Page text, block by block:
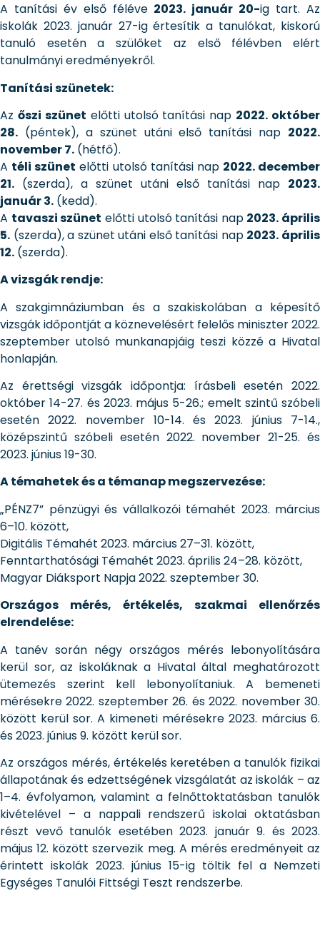
A tanítási év első féléve 2023. január 20-ig tart. Az
iskolák 2023. január 27-ig értesítik a tanulókat, kiskorú
tanuló esetén a szülőket az első félévben elért
tanulmányi eredményekről.
Tanítási szünetek:
Az őszi szünet előtti utolsó tanítási nap 2022. október
28. (péntek), a szünet utáni első tanítási nap 2022.
november 7. (hétfő).
A téli szünet előtti utolsó tanítási nap 2022. december
21. (szerda), a szünet utáni első tanítási nap 2023.
január 3. (kedd).
A tavaszi szünet előtti utolsó tanítási nap 2023. április
5. (szerda), a szünet utáni első tanítási nap 2023. április
12. (szerda).
A vizsgák rendje:
A szakgimnáziumban és a szakiskolában a képesítő
vizsgák időpontját a köznevelésért felelős miniszter 2022.
szeptember utolsó munkanapjáig teszi közzé a Hivatal
honlapján.
Az érettségi vizsgák időpontja: írásbeli esetén 2022.
október 14-27. és 2023. május 5-26.; emelt szintű szóbeli
esetén 2022. november 10-14. és 2023. június 7-14.,
középszintű szóbeli esetén 2022. november 21-25. és
2023. június 19-30.
A témahetek és a témanap megszervezése:
„PÉNZ7” pénzügyi és vállalkozói témahét 2023. március
6–10. között,
Digitális Témahét 2023. március 27–31. között,
Fenntarthatósági Témahét 2023. április 24–28. között,
Magyar Diáksport Napja 2022. szeptember 30.
Országos mérés, értékelés, szakmai ellenőrzés
elrendelése:
A tanév során négy országos mérés lebonyolítására
kerül sor, az iskoláknak a Hivatal által meghatározott
ütemezés szerint kell lebonyolítaniuk. A bemeneti
mérésekre 2022. szeptember 26. és 2022. november 30.
között kerül sor. A kimeneti mérésekre 2023. március 6.
és 2023. június 9. között kerül sor.
Az országos mérés, értékelés keretében a tanulók fizikai
állapotának és edzettségének vizsgálatát az iskolák – az
1–4. évfolyamon, valamint a felnőttoktatásban tanulók
kivételével – a nappali rendszerű iskolai oktatásban
részt vevő tanulók esetében 2023. január 9. és 2023.
május 12. között szervezik meg. A mérés eredményeit az
érintett iskolák 2023. június 15-ig töltik fel a Nemzeti
Egységes Tanulói Fittségi Teszt rendszerbe.